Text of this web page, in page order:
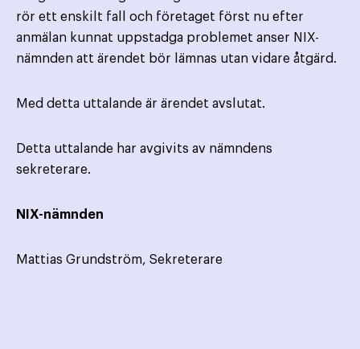
rör ett enskilt fall och företaget först nu efter
anmälan kunnat uppstadga problemet anser NIX-
nämnden att ärendet bör lämnas utan vidare åtgärd.
Med detta uttalande är ärendet avslutat.
Detta uttalande har avgivits av nämndens
sekreterare.
NIX-nämnden
Mattias Grundström, Sekreterare